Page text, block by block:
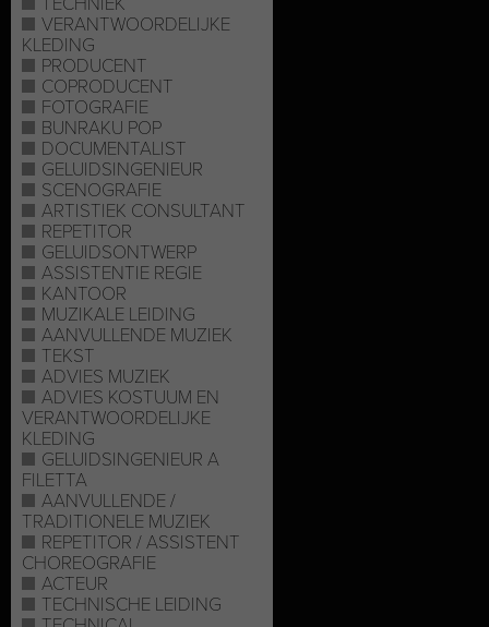
VERANTWOORDELIJKE
KLEDING
PRODUCENT
COPRODUCENT
FOTOGRAFIE
BUNRAKU POP
DOCUMENTALIST
GELUIDSINGENIEUR
SCENOGRAFIE
ARTISTIEK CONSULTANT
REPETITOR
GELUIDSONTWERP
ASSISTENTIE REGIE
KANTOOR
MUZIKALE LEIDING
AANVULLENDE MUZIEK
TEKST
ADVIES MUZIEK
ADVIES KOSTUUM EN
VERANTWOORDELIJKE
KLEDING
GELUIDSINGENIEUR A
FILETTA
AANVULLENDE /
TRADITIONELE MUZIEK
REPETITOR / ASSISTENT
CHOREOGRAFIE
ACTEUR
TECHNISCHE LEIDING